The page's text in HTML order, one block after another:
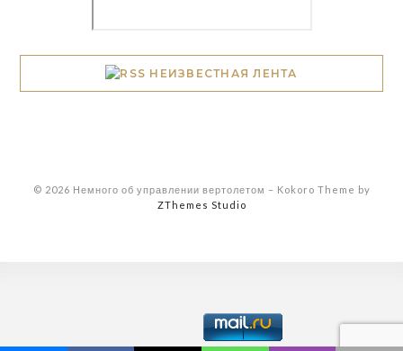
НЕИЗВЕСТНАЯ ЛЕНТА
© 2026 Немного об управлении вертолетом – Kokoro Theme by
ZThemes Studio